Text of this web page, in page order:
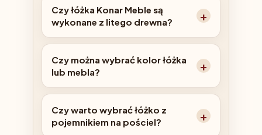
Czy łóżka Konar Meble są
wykonane z litego drewna?
Czy można wybrać kolor łóżka
lub mebla?
Czy warto wybrać łóżko z
pojemnikiem na pościel?